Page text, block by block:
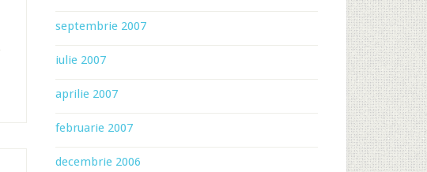
septembrie 2007
iulie 2007
aprilie 2007
februarie 2007
decembrie 2006